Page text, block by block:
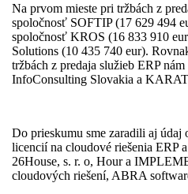
Na prvom mieste pri tržbách z
spoločnosť SOFTIP (17 629 494
spoločnosť KROS (16 833 910
Solutions (10 435 740 eur).
tržbách z predaja služieb ERP
InfoConsulting Slovakia a
Do prieskumu sme zaradili aj údaj
licencií na cloudové riešenia ERP
26House, s. r. o, Hour a
cloudových riešení, ABRA